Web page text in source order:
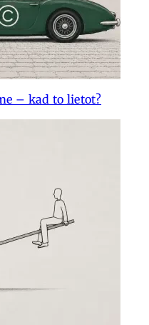
– kad to lietot?